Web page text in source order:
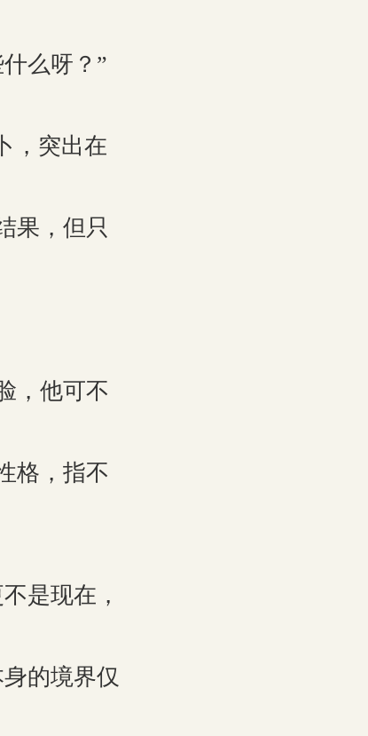
么呀？”
，突出在
果，但只
，他可不
格，指不
是现在，
的境界仅